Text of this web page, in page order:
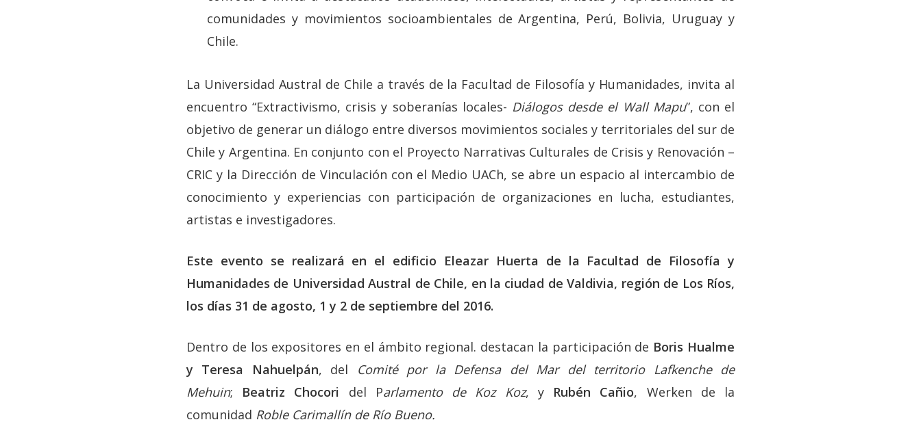
comunidades y movimientos socioambientales de Argentina, Perú, Bolivia, Uruguay y
Chile.
La Universidad Austral de Chile a través de la Facultad de Filosofía y Humanidades, invita al
encuentro “Extractivismo, crisis y soberanías locales- Diálogos desde el Wall Mapu”, con el
objetivo de generar un diálogo entre diversos movimientos sociales y territoriales del sur de
Chile y Argentina. En conjunto con el Proyecto Narrativas Culturales de Crisis y Renovación –
CRIC y la Dirección de Vinculación con el Medio UACh, se abre un espacio al intercambio de
conocimiento y experiencias con participación de organizaciones en lucha, estudiantes,
artistas e investigadores.
Este evento se realizará en el edificio Eleazar Huerta de la Facultad de Filosofía y
Humanidades de Universidad Austral de Chile, en la ciudad de Valdivia, región de Los Ríos,
los días 31 de agosto, 1 y 2 de septiembre del 2016.
Dentro de los expositores en el ámbito regional. destacan la participación de Boris Hualme
y Teresa Nahuelpán, del Comité por la Defensa del Mar del territorio Lafkenche de
Mehuin; Beatriz Chocori del Parlamento de Koz Koz, y Rubén Cañio, Werken de la
comunidad Roble Carimallín de Río Bueno.